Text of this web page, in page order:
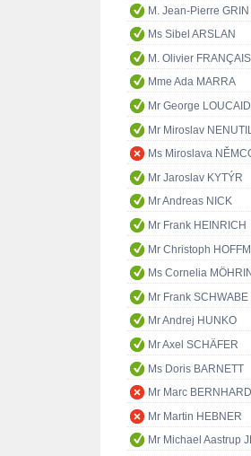
M. Jean-Pierre GRIN
Ms Sibel ARSLAN
M. Olivier FRANÇAIS
Mme Ada MARRA
Mr George
Mr Miroslav NENUTIL
Ms Miroslava
Mr Jaroslav KYTÝR
Mr Andreas NICK
Mr Frank HEINRICH
Mr Christoph
Ms Cornelia
Mr Frank SCHWABE
Mr Andrej HUNKO
Mr Axel SCHÄFER
Ms Doris BARNETT
Mr Marc BERNHARD
Mr Martin HEBNER
Mr Michael Aastrup